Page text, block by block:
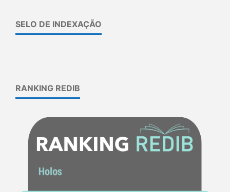
SELO DE INDEXAÇÃO
RANKING REDIB